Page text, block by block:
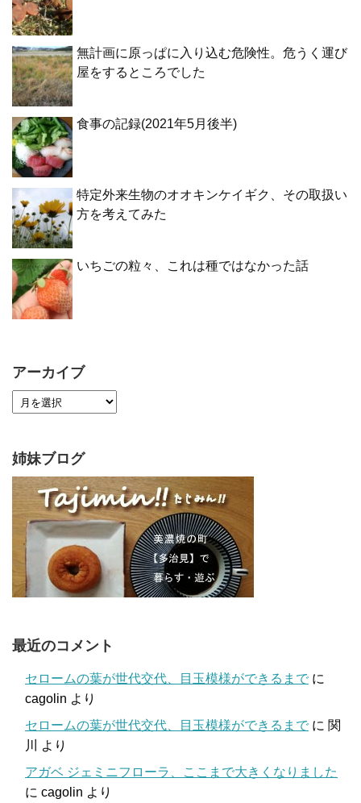
無計画に原っぱに入り込む危険性。危うく運び
屋をするところでした
食事の記録(2021年5月後半)
特定外来生物のオオキンケイギク、その取扱い
方を考えてみた
いちごの粒々、これは種ではなかった話
アーカイブ
姉妹ブログ
最近のコメント
セロームの葉が世代交代、目玉模様ができるまで に
cagolin より
セロームの葉が世代交代、目玉模様ができるまで に 関
川
より
アガベ ジェミニフローラ、ここまで大きくなりました
に cagolin より